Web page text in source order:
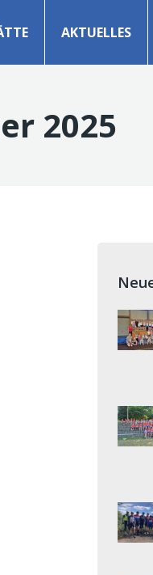
AKTUELLES
2025